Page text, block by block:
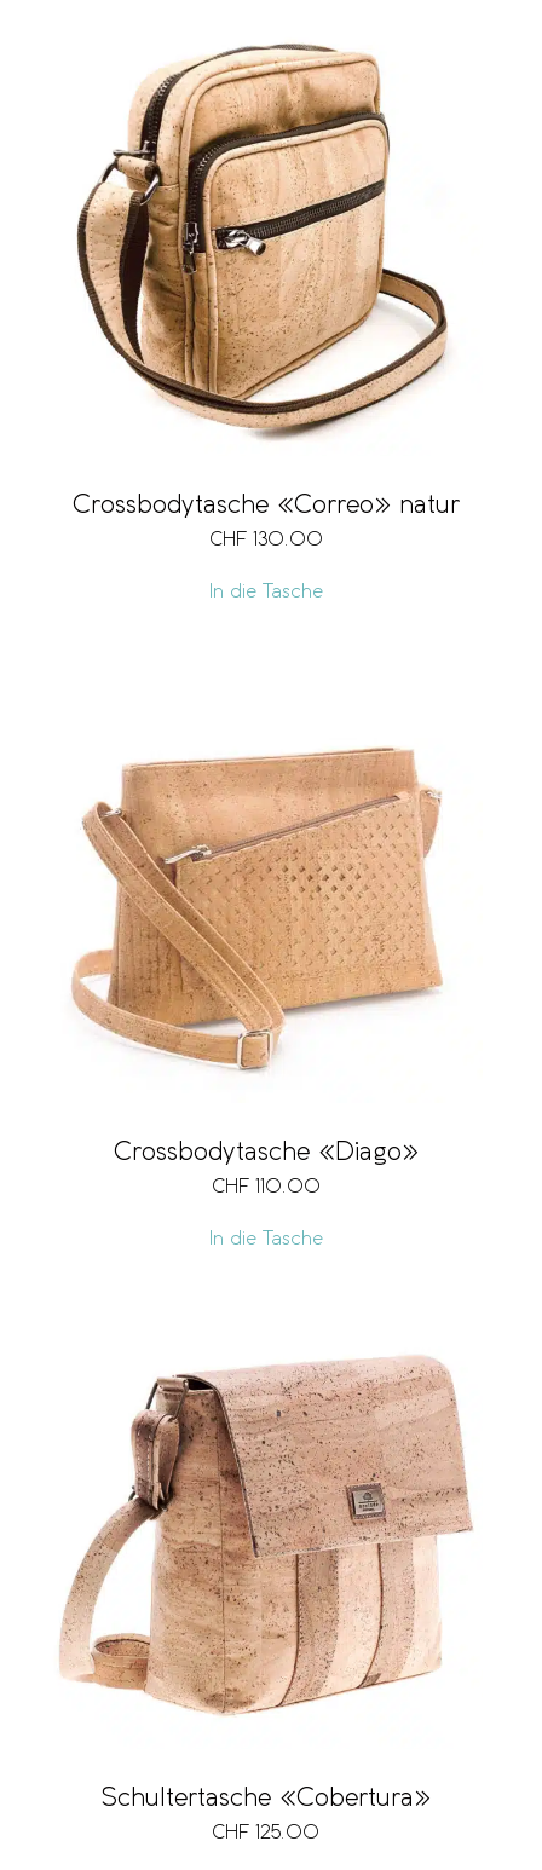
Crossbodytasche «Correo» natur
CHF 130.00
In die Tasche
Crossbodytasche «Diago»
CHF 110.00
In die Tasche
Schultertasche «Cobertura»
CHF 125.00